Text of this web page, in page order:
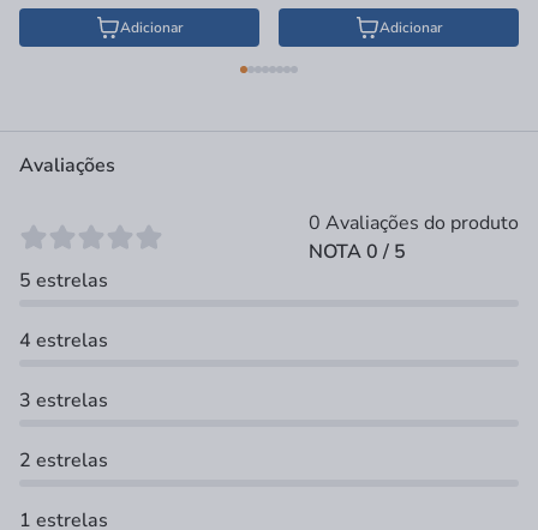
Adicionar
Adicionar
Avaliações
0 Avaliações do produto
NOTA 0 / 5
5 estrelas
4 estrelas
3 estrelas
2 estrelas
1 estrelas